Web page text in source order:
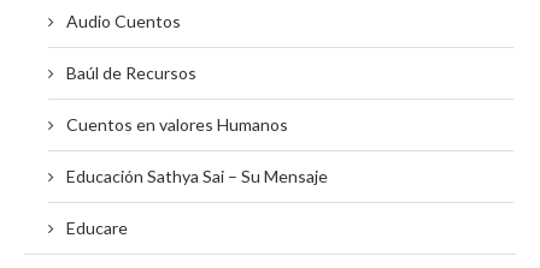
Audio Cuentos
Baúl de Recursos
Cuentos en valores Humanos
Educación Sathya Sai – Su Mensaje
Educare